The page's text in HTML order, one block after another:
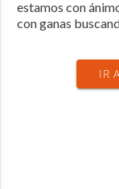
estamos con
con ganas
IR